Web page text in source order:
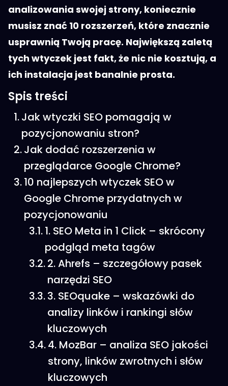
analizowania swojej strony, koniecznie
musisz znać 10 rozszerzeń, które znacznie
usprawnią Twoją pracę. Największą zaletą
tych wtyczek jest fakt, że nic nie kosztują, a
ich instalacja jest banalnie prosta.
Spis treści
Jak wtyczki SEO pomagają w
pozycjonowaniu stron?
Jak dodać rozszerzenia w
przeglądarce Google Chrome?
10 najlepszych wtyczek SEO w
Google Chrome przydatnych w
pozycjonowaniu
1. SEO Meta in 1 Click – skrócony
podgląd meta tagów
2. Ahrefs – szczegółowy pasek
narzędzi SEO
3. SEOquake – wskazówki do
analizy linków i rankingi słów
kluczowych
4. MozBar – analiza SEO jakości
strony, linków zwrotnych i słów
kluczowych